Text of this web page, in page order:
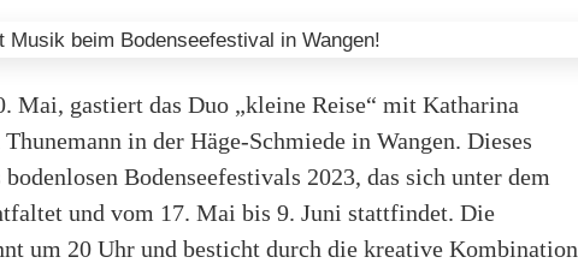
Mai, gastiert das Duo „kleine Reise“ mit Katharina
in der Häge-Schmiede in Wangen. Dieses
Bodenseefestivals 2023, das sich unter dem
und vom 17. Mai bis 9. Juni stattfindet. Die
um 20 Uhr und besticht durch die kreative Kombination